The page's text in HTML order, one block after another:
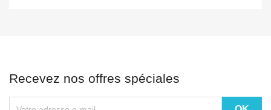
Recevez nos offres spéciales